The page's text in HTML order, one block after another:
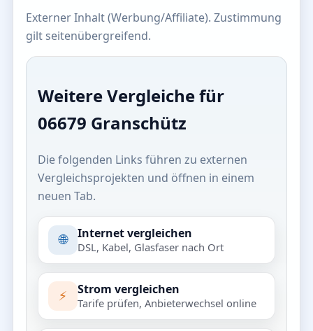
Externer Inhalt (Werbung/Affiliate). Zustimmung
gilt seitenübergreifend.
Weitere Vergleiche für
06679 Granschütz
Die folgenden Links führen zu externen
Vergleichsprojekten und öffnen in einem
neuen Tab.
🌐 Internet vergleichen
DSL, Kabel, Glasfaser nach Ort
⚡ Strom vergleichen
Tarife prüfen, Anbieterwechsel online